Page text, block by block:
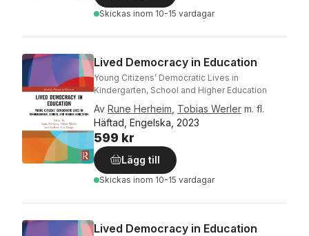
Skickas inom 10-15 vardagar
Lived Democracy in Education
Young Citizens’ Democratic Lives in
Kindergarten, School and Higher Education
Av Rune Herheim Tobias Werler m. fl.
Häftad, Engelska, 2023
599 kr
Lägg till
Skickas inom 10-15 vardagar
Lived Democracy in Education